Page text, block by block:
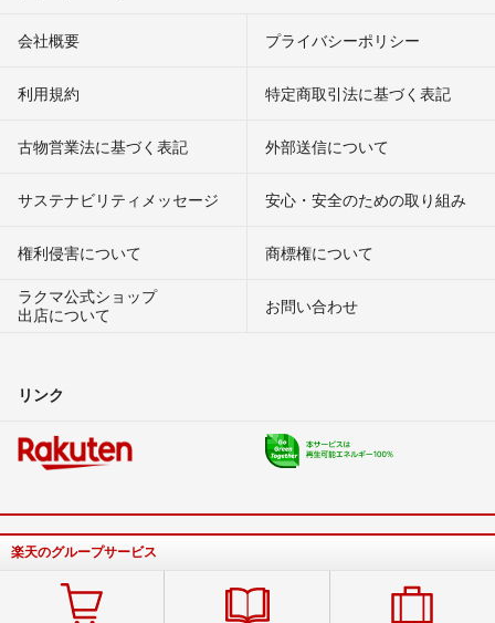
会社概要 プライバシーポリシー
利用規約 特定商取引法に基づく表記
古物営業法に基づく表記 外部送信について
サステナビリティメッセージ 安心・安全のための取り組み
権利侵害について
商標権について
ラクマ公式ショップ
出店について
お問い合わせ
リンク
楽天のグループサービス